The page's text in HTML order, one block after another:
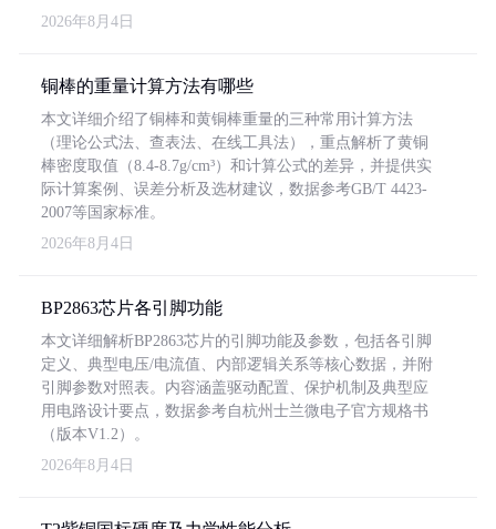
2026年8月4日
铜棒的重量计算方法有哪些
本文详细介绍了铜棒和黄铜棒重量的三种常用计算方法
（理论公式法、查表法、在线工具法），重点解析了黄铜
棒密度取值（8.4-8.7g/cm³）和计算公式的差异，并提供实
际计算案例、误差分析及选材建议，数据参考GB/T 4423-
2007等国家标准。
2026年8月4日
BP2863芯片各引脚功能
本文详细解析BP2863芯片的引脚功能及参数，包括各引脚
定义、典型电压/电流值、内部逻辑关系等核心数据，并附
引脚参数对照表。内容涵盖驱动配置、保护机制及典型应
用电路设计要点，数据参考自杭州士兰微电子官方规格书
（版本V1.2）。
2026年8月4日